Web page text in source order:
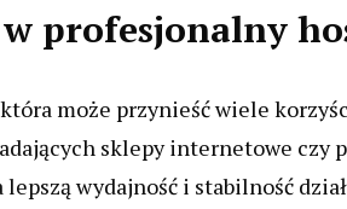
profesjonalny
może przynieść wiele
sklepy internetowe czy
wydajność i stabilność